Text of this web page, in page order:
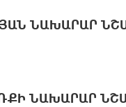
ՆԱԽԱՐԱՐ
ՆԱԽԱՐԱՐ